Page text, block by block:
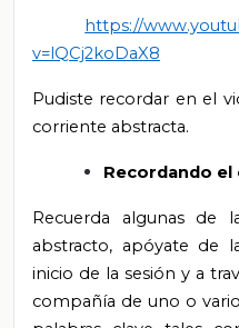
https://
v=lQCj2koDaX8
Pudiste recordar en el
corriente abstracta.
Recordando
Recuerda algunas de
abstracto, apóyate de
inicio de la sesión y a
compañía de uno o